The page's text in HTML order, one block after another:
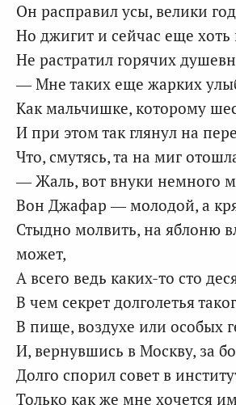
Он расправил усы, велики
Но джигит и сейчас еще хоть
Не растратил горячих
— Мне таких еще жарких
Как мальчишке, которому
И при этом так глянул на
Что, смутясь, та на миг
— Жаль, вот внуки немного
Вон Джафар — молодой, а
Стыдно молвить, на яблоню
может,
А всего ведь каких-то сто
В чем секрет долголетья
В пище, воздухе или особых
И, вернувшись в Москву, за
Долго спорил совет в
Только как же мне хочется